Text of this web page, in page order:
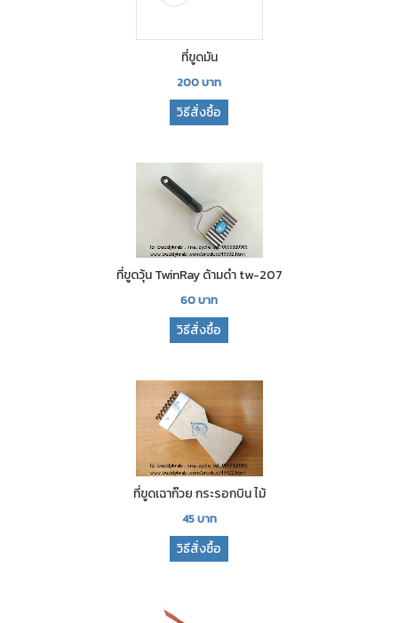
ที่ขูดมัน
200บาท
วิธีสั่งซื้อ
ที่ขูดวุ้น TwinRay ด้ามดำ tw-207
60บาท
วิธีสั่งซื้อ
ที่ขูดเฉาก๊วย กระรอกบิน ไม้
45บาท
วิธีสั่งซื้อ